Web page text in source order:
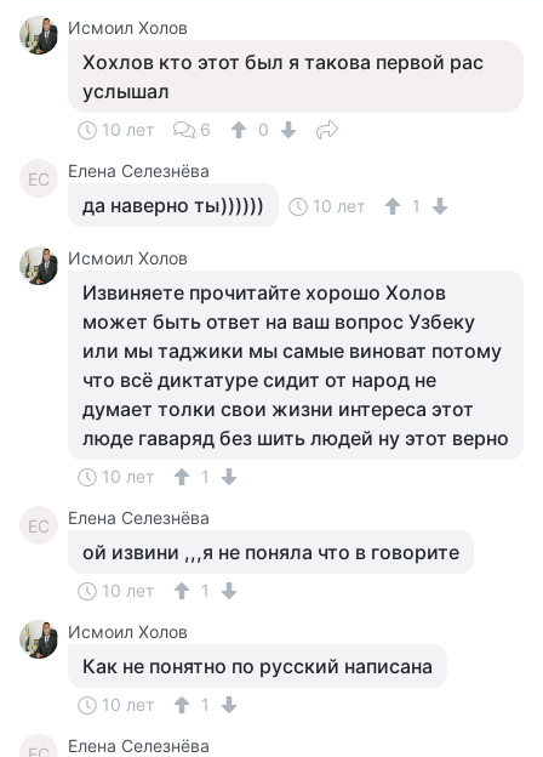
Исмоил Холов
Хохлов кто этот был я такова первой рас
услышал
10 лет 6 0
ЕС Елена Селезнёва
да наверно ты)))))) 10 лет 1
Исмоил Холов
Извиняете прочитайте хорошо Холов
может быть ответ на ваш вопрос Узбеку
или мы таджики мы самые виноват потому
что всё диктатуре сидит от народ не
думает толки свои жизни интереса этот
люде гаваряд без шить людей ну этот верно
10 лет 1
ЕС Елена Селезнёва
ой извини ,,,я не поняла что в говорите
10 лет
1
Исмоил Холов
Как не понятно по русский написана
10 лет 1
Елена Селезнёва